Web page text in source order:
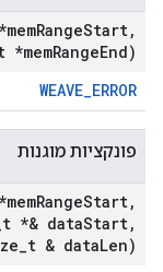
RangeStart,
*memRangeEnd)
WEAVE_ERROR
פונקציות מוגנות
RangeStart,
t *& dataStart,
t & dataLen)